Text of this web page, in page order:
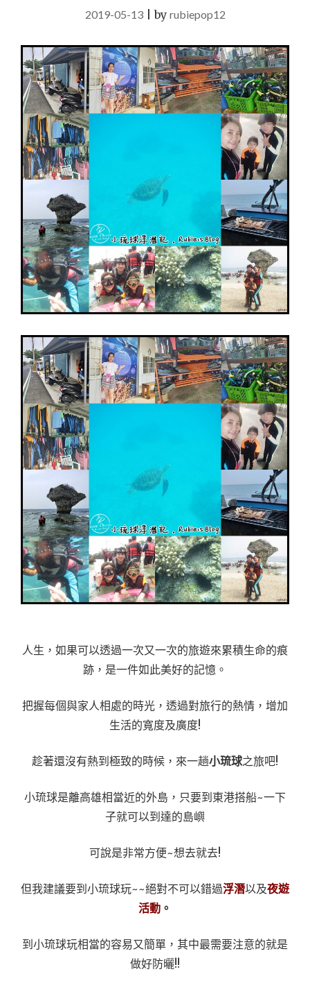
2019-05-13|by rubiepop12
人生，如果可以透過一次又一次的旅遊來累積生命的痕
跡，是一件如此美好的記憶。
把握每個與家人相處的時光，透過對旅行的熱情，增加
生活的寬度及廣度!
趁著還沒有熱到極致的時候，來一趟小琉球之旅吧!
小琉球是離高雄相當近的外島，只要到東港搭船~一下
子就可以到達的島嶼
可說是非常方便~想去就去!
但我建議要到小琉球玩~~絕對不可以錯過浮潛以及夜遊
活動 。
到小琉球玩相當的容易又簡單，其中最需要注意的就是
做好防曬!!